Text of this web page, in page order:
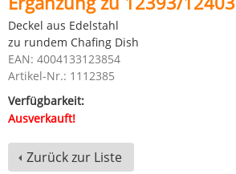
Deckel aus Edelstahl
zu rundem Chafing Dish
EAN: 4004133123854
Artikel-Nr.: 1112385
Verfügbarkeit:
Ausverkauft!
Zurück zur Liste